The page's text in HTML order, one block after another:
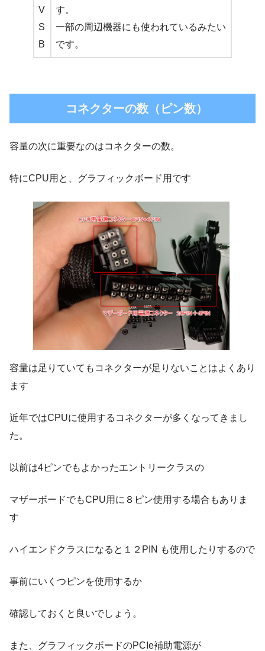
V
S
B
す。
一部の周辺機器にも使われているみたい
です。
コネクターの数（ピン数）
容量の次に重要なのはコネクターの数。
特にCPU用と、グラフィックボード用です
容量は足りていてもコネクターが足りないことはよくあり
ます
近年ではCPUに使用するコネクターが多くなってきまし
た。
以前は4ピンでもよかったエントリークラスの
マザーボードでもCPU用に８ピン使用する場合もありま
す
ハイエンドクラスになると１２PIN も使用したりするので
事前にいくつピンを使用するか
確認しておくと良いでしょう。
また、グラフィックボードのPCIe補助電源が